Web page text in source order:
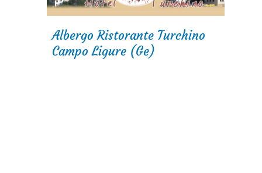
Albergo Ristorante Turchino
Campo Ligure (Ge)